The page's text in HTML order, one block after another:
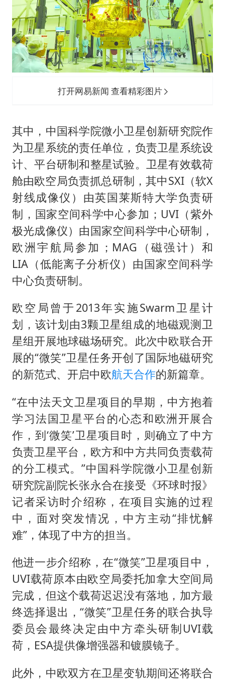
打开网易新闻 查看精彩图片
其中，中国科学院微小卫星创新研究院作
为卫星系统的责任单位，负责卫星系统设
计、平台研制和整星试验。卫星有效载荷
舱由欧空局负责抓总研制，其中SXI（软X
射线成像仪）由英国莱斯特大学负责研
制，国家空间科学中心参加；UVI（紫外
极光成像仪）由国家空间科学中心研制，
欧洲宇航局参加；MAG（磁强计）和
LIA（低能离子分析仪）由国家空间科学
中心负责研制。
欧空局曾于2013年实施Swarm卫星计
划，该计划由3颗卫星组成的地磁观测卫
星组开展地球磁场研究。此次中欧联合开
展的“微笑”卫星任务开创了国际地磁研究
的新范式、开启中欧航天合作的新篇章。
“在中法天文卫星项目的早期，中方抱着
学习法国卫星平台的心态和欧洲开展合
作，到‘微笑’卫星项目时，则确立了中方
负责卫星平台，欧方和中方共同负责载荷
的分工模式。”中国科学院微小卫星创新
研究院副院长张永合在接受《环球时报》
记者采访时介绍称，在项目实施的过程
中，面对突发情况，中方主动“排忧解
难”，体现了中方的担当。
他进一步介绍称，在“微笑”卫星项目中，
UVI载荷原本由欧空局委托加拿大空间局
完成，但这个载荷迟迟没有落地，加方最
终选择退出，“微笑”卫星任务的联合执导
委员会最终决定由中方牵头研制UVI载
荷，ESA提供像增强器和镀膜镜子。
此外，中欧双方在卫星变轨期间还将联合